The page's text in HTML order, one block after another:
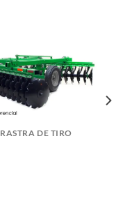
RASTRA DE TIRO